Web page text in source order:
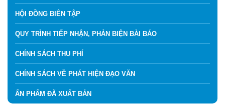
HỘI ĐỒNG BIÊN TẬP
QUY TRÌNH TIẾP NHẬN, PHẢN BIỆN BÀI BÁO
CHÍNH SÁCH THU PHÍ
CHÍNH SÁCH VỀ PHÁT HIỆN ĐẠO VĂN
ẤN PHẨM ĐÃ XUẤT BẢN